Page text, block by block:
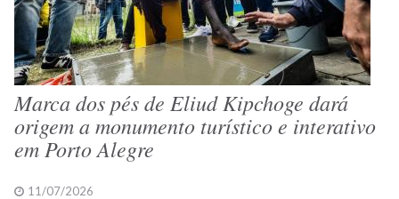
Marca dos pés de Eliud Kipchoge dará
origem a monumento turístico e interativo
em Porto Alegre
11/07/2026